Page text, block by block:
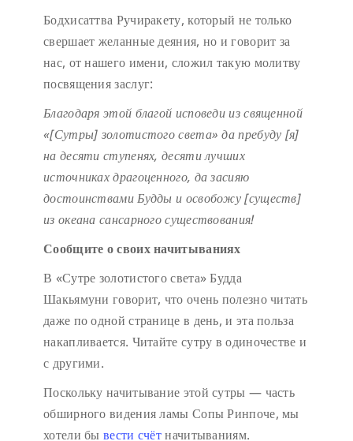
Бодхисаттва Ручиракету, который не только
свершает желанные деяния, но и говорит за
нас, от нашего имени, сложил такую молитву
посвящения заслуг:
Благодаря этой благой исповедииз священной
«[Сутры] золотистого света» да пребуду [я]
на десяти ступенях, десяти лучших
источниках драгоценного, да засияю
достоинствами Будды и освобожу [существ]
из океана сансарного существования!
Сообщите о своих начитываниях
В «Сутре золотистого света» Будда
Шакьямуни говорит, что очень полезно читать
даже по одной странице в день, и эта польза
накапливается. Читайте сутру в одиночестве и
с другими.
Поскольку начитывание этой сутры — часть
обширного видения ламы Сопы Ринпоче, мы
хотели бы вести счётначитываниям.